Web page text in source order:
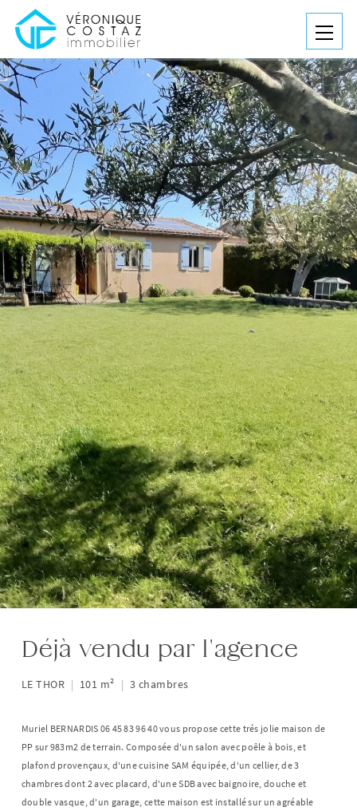
Déjà vendu par l'agence
LE THOR | 101 m² | 3 chambres
Muriel BERNARDIS 06 45 83 96 40 vous propose cette trés jolie maison de
PP sur 983m2 de terrain. Composée d'un salon avec poêle à bois, et
plafond provençaux, d'une cuisine SAM équipée, d'un cellier, de 3
chambres dont 2 avec placard, d'une SDB avec baignoire, douche et
double vasque, d'un garage, cette maison est installé sur un agréable